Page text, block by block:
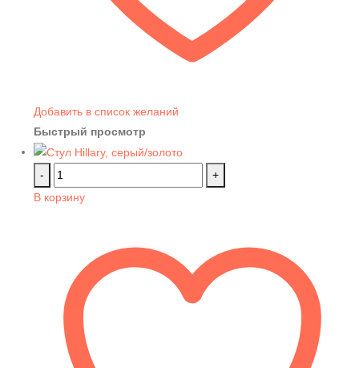
Добавить в список желаний
Быстрый просмотр
-
+
В корзину